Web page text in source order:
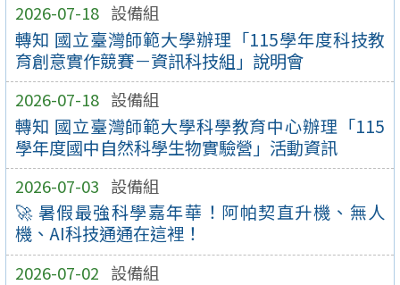
2026-07-18 設備組
轉知 國立臺灣師範大學辦理「115學年度科技教
育創意實作競賽－資訊科技組」說明會
2026-07-18 設備組
轉知 國立臺灣師範大學科學教育中心辦理「115
學年度國中自然科學生物實驗營」活動資訊
2026-07-03 設備組
🚀 暑假最強科學嘉年華！阿帕契直升機、無人
機、AI科技通通在這裡！
2026-07-02 設備組